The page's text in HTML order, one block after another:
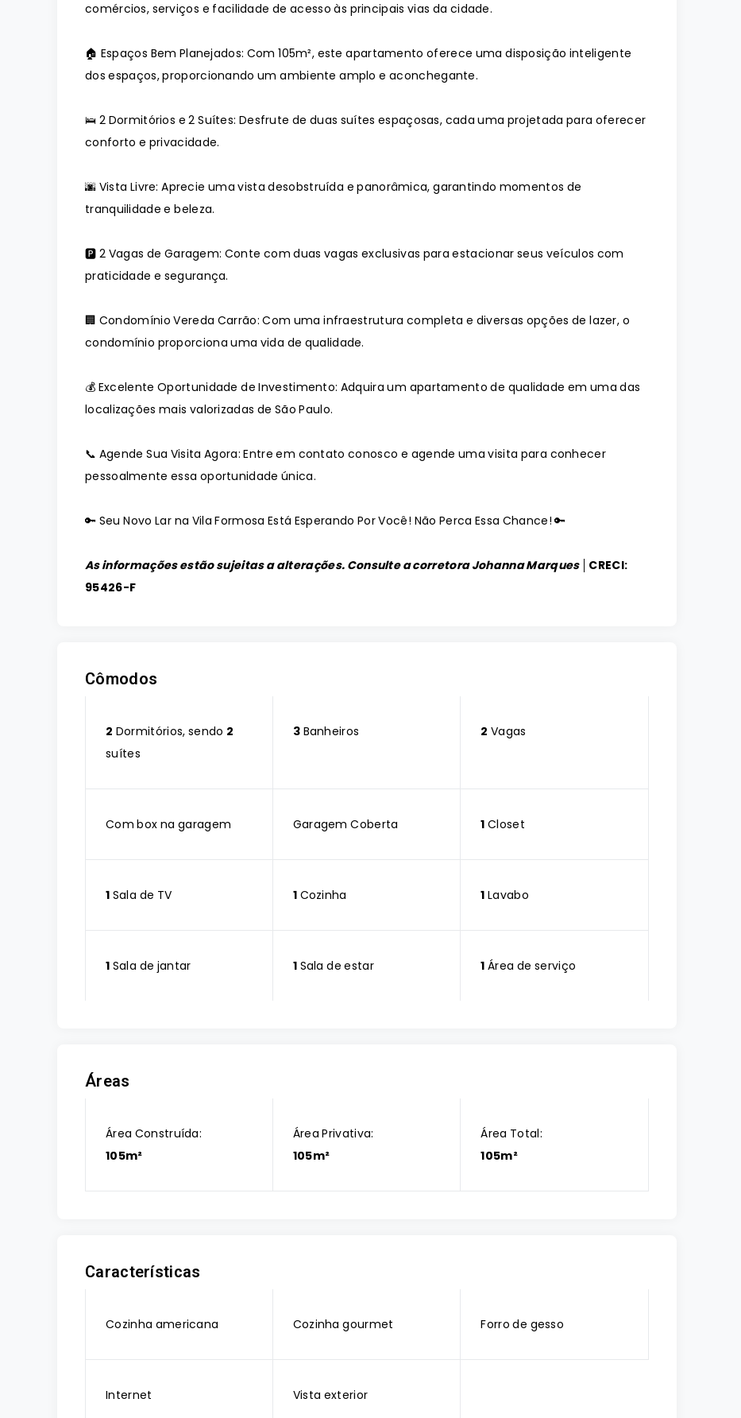
comércios, serviços e facilidade de acesso às principais vias da cidade.
🏠 Espaços Bem Planejados: Com 105m², este apartamento oferece uma disposição inteligente
dos espaços, proporcionando um ambiente amplo e aconchegante.
🛌 2 Dormitórios e 2 Suítes: Desfrute de duas suítes espaçosas, cada uma projetada para oferecer
conforto e privacidade.
🌆 Vista Livre: Aprecie uma vista desobstruída e panorâmica, garantindo momentos de
tranquilidade e beleza.
🅿️ 2 Vagas de Garagem: Conte com duas vagas exclusivas para estacionar seus veículos com
praticidade e segurança.
🏢 Condomínio Vereda Carrão: Com uma infraestrutura completa e diversas opções de lazer, o
condomínio proporciona uma vida de qualidade.
💰 Excelente Oportunidade de Investimento: Adquira um apartamento de qualidade em uma das
localizações mais valorizadas de São Paulo.
📞 Agende Sua Visita Agora: Entre em contato conosco e agende uma visita para conhecer
pessoalmente essa oportunidade única.
🔑 Seu Novo Lar na Vila Formosa Está Esperando Por Você! Não Perca Essa Chance! 🔑
As informações estão sujeitas a alterações. Consulte a corretora Johanna Marques │ CRECI:
95426-F
Cômodos
2 Dormitórios, sendo 2
suítes
3Banheiros 2 Vagas
Com box na garagem Garagem Coberta 1 Closet
1 Sala de TV 1Cozinha 1 Lavabo
1 Sala de jantar 1Sala de estar 1 Área de serviço
Áreas
Área Construída:
105m²
Área Privativa:
105m²
Área Total:
105m²
Características
Cozinha americana Cozinha gourmet Forro de gesso
Internet Vista exterior